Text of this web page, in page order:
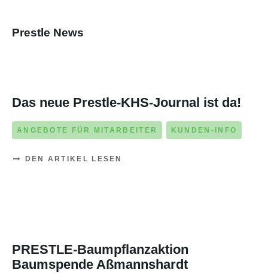
Prestle News
Das neue Prestle-KHS-Journal ist da!
ANGEBOTE FÜR MITARBEITER KUNDEN-INFO
DEN ARTIKEL LESEN
PRESTLE-Baumpflanzaktion
Baumspende Aßmannshardt